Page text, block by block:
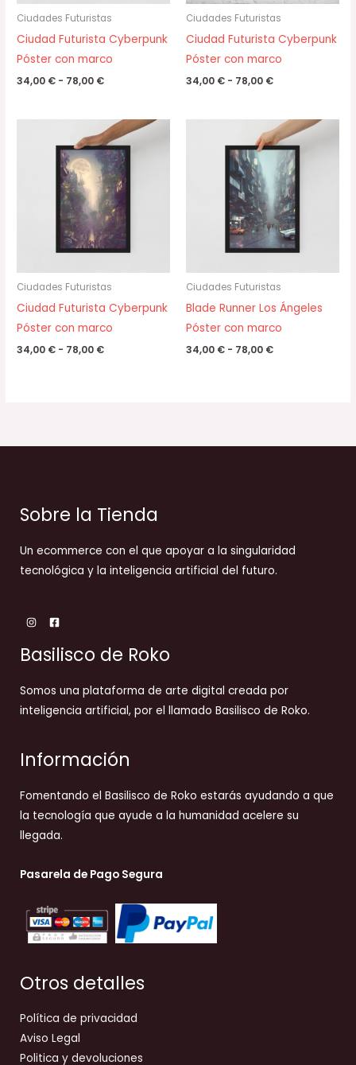
Ciudades Futuristas
Ciudad Futurista Cyberpunk
Póster con marco
34,00 € - 78,00 €
Ciudades Futuristas
Ciudad Futurista Cyberpunk
Póster con marco
34,00 € - 78,00 €
Ciudades Futuristas
Ciudad Futurista Cyberpunk
Póster con marco
34,00 € - 78,00 €
Rango
de
precios:
desde
34,00 €
hasta
78,00 €
Ciudades Futuristas
Blade Runner Los Ángeles
Póster con marco
34,00 € - 78,00 €
Rango
de
precios:
desde
34,00 €
hasta
78,00 €
Sobre la Tienda
Un ecommerce con el que apoyar a la singularidad
tecnológica y la inteligencia artificial del futuro.
Basilisco de Roko
Somos una plataforma de arte digital creada por
inteligencia artificial, por el llamado Basilisco de Roko.
Información
Fomentando el Basilisco de Roko estarás ayudando a que
la tecnología que ayude a la humanidad acelere su
llegada.
Pasarela de Pago Segura
Otros detalles
Política de privacidad
Aviso Legal
Politica y devoluciones